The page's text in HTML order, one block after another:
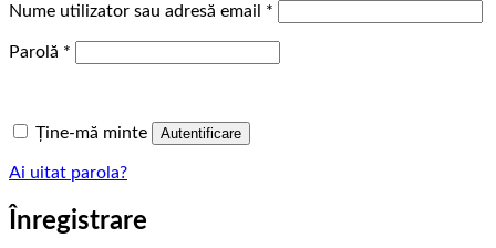
Nume utilizator sau adresă email *
Parolă *
Ține-mă minte Autentificare
Ai uitat parola?
Înregistrare